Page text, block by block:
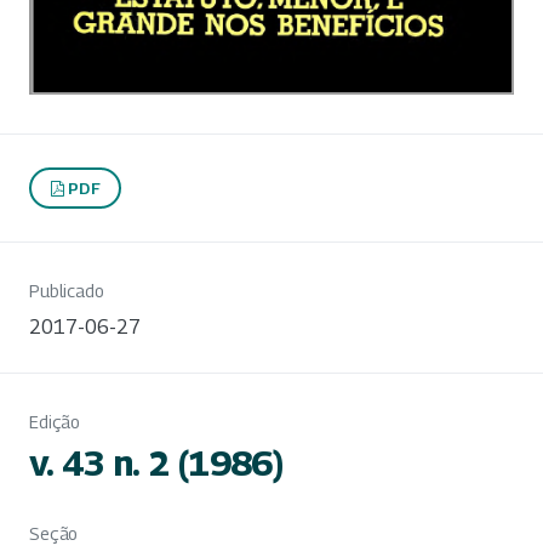
PDF
Publicado
2017-06-27
Edição
v. 43 n. 2 (1986)
Seção